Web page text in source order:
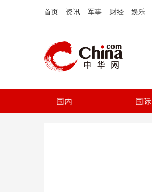
首页 资讯 军事 财经 娱乐
国内 国际